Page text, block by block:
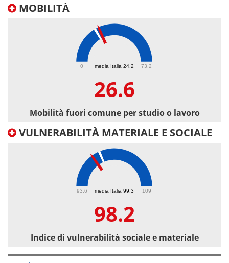
MOBILITÀ
media Italia 24.2
0 73.2
26.6
Mobilità fuori comune per studio o lavoro
VULNERABILITÀ MATERIALE E SOCIALE
media Italia 99.3
93.6 109
98.2
Indice di vulnerabilità sociale e materiale